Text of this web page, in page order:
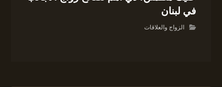
في لبنان
الزواج والعلاقات